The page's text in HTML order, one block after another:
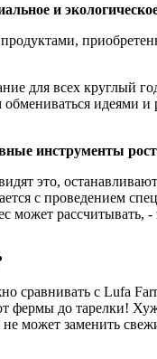
и
для всех круглый
идеями
инструменты
это,
с проведением
рассчитывать, -
сравнивать с Lufa
фермы до тарелки!
может заменить